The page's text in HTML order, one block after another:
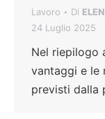
Lavoro Di
24 Luglio 2025
Nel riepilogo
vantaggi e le
previsti dalla